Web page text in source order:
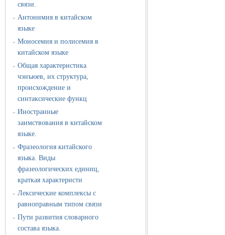
связи.
» Антонимия в китайском
языке
» Моносемия и полисемия в
китайском языке
» Общая характеристика
чэнъюев, их структура,
происхождение и
синтаксические функц
» Иностранные
заимствования в китайском
языке.
» Фразеология китайского
языка. Виды
фразеологических единиц,
краткая характеристи
» Лексические комплексы с
равноправным типом связи
» Пути развития словарного
состава языка.